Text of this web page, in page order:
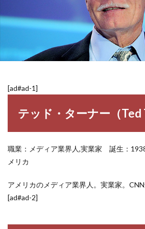
[ad#ad-1]
テッド・ターナー（Ted
職業：メディア業界人,実業家 誕生：
メリカ
アメリカのメディア業界人。実業家。CNN
[ad#ad-2]